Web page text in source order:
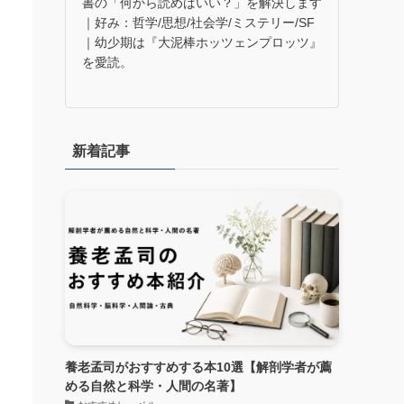
｜好み：哲学/思想/社会学/ミステリー/SF
｜幼少期は『大泥棒ホッツェンプロッツ』
を愛読。
新着記事
養老孟司がおすすめする本10選【解剖学者が薦
める自然と科学・人間の名著】